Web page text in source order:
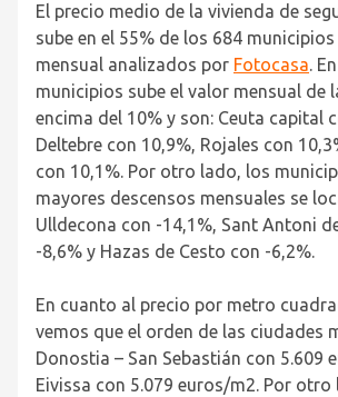
El precio medio de la vivienda de
sube en el 55% de los 684
mensual analizados por Fotocasa.
municipios sube el valor mensual de
encima del 10% y son: Ceuta capital
Deltebre con 10,9%, Rojales con
con 10,1%. Por otro lado, los
mayores descensos mensuales se
Ulldecona con -14,1%, Sant Antoni
-8,6% y Hazas de Cesto con -6,2%.
En cuanto al precio por metro
vemos que el orden de las ciudades
Donostia – San Sebastián con 5.609
Eivissa con 5.079 euros/m2. Por otro